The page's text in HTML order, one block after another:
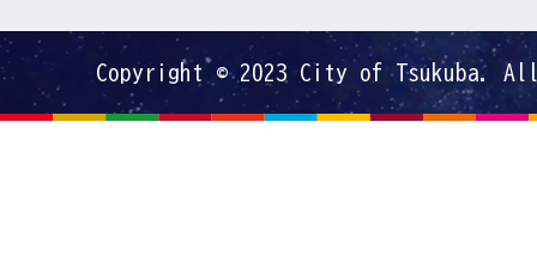
Copyright © 2023 City of Tsukuba.